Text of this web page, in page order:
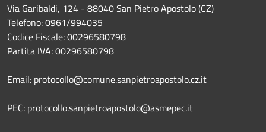
Via Garibaldi, 124 - 88040 San Pietro Apostolo (CZ)
Telefono: 0961/994035
Codice Fiscale: 00296580798
Partita IVA: 00296580798
Email: protocollo@comune.sanpietroapostolo.cz.it
PEC: protocollo.sanpietroapostolo@asmepec.it